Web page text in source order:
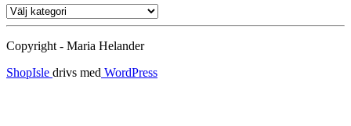
Ämnen
Copyright - Maria Helander
ShopIsle drivs med WordPress